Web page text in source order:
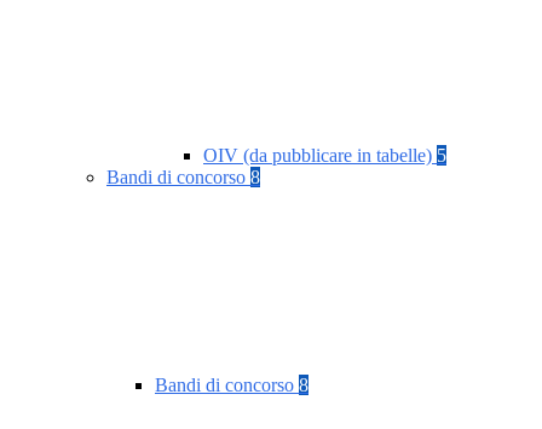
OIV (da pubblicare in tabelle) 5
Bandi di concorso 8
Bandi di concorso 8